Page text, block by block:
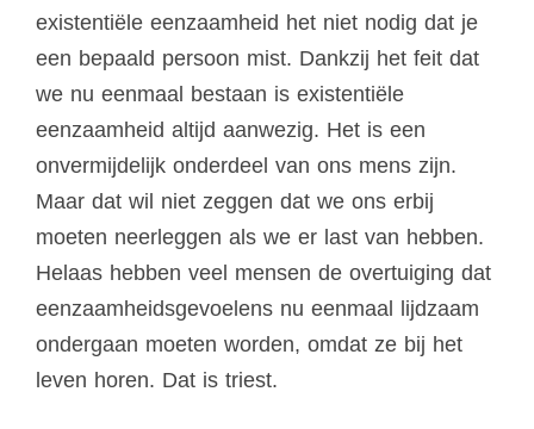
existentiële eenzaamheid het niet nodig dat je
een bepaald persoon mist. Dankzij het feit dat
we nu eenmaal bestaan is existentiële
eenzaamheid altijd aanwezig. Het is een
onvermijdelijk onderdeel van ons mens zijn.
Maar dat wil niet zeggen dat we ons erbij
moeten neerleggen als we er last van hebben.
Helaas hebben veel mensen de overtuiging dat
eenzaamheidsgevoelens nu eenmaal lijdzaam
ondergaan moeten worden, omdat ze bij het
leven horen. Dat is triest.